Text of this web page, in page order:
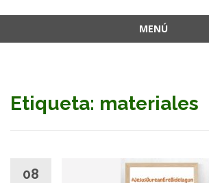
MENÚ
Etiqueta: materiales
08